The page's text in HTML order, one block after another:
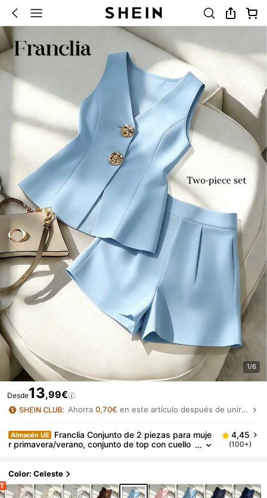
1/6
Desde13,99€
Ahorra 0,70€ en este artículo después de unirte.
Almacén UE
Franclia Conjunto de 2 piezas para muje
r primavera/verano, conjunto de top con cuello
traje de verano para mujer, traje casual para mujer, t
raje de blazer para mujer, conjunto de 2 piezas para
mujer
4,45
(100+)
Color: Celeste